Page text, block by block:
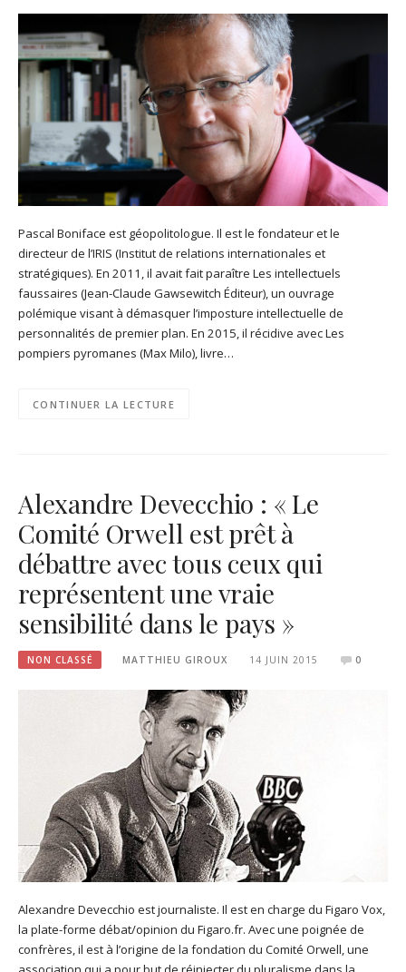
Pascal Boniface est géopolitologue. Il est le fondateur et le
directeur de l’IRIS (Institut de relations internationales et
stratégiques). En 2011, il avait fait paraître Les intellectuels
faussaires (Jean-Claude Gawsewitch Éditeur), un ouvrage
polémique visant à démasquer l’imposture intellectuelle de
personnalités de premier plan. En 2015, il récidive avec Les
pompiers pyromanes (Max Milo), livre…
CONTINUER LA LECTURE
Alexandre Devecchio : « Le
Comité Orwell est prêt à
débattre avec tous ceux qui
représentent une vraie
sensibilité dans le pays »
NON CLASSÉ MATTHIEU GIROUX 14 JUIN 2015 0
Alexandre Devecchio est journaliste. Il est en charge du Figaro Vox,
la plate-forme débat/opinion du Figaro.fr. Avec une poignée de
confrères, il est à l’origine de la fondation du Comité Orwell, une